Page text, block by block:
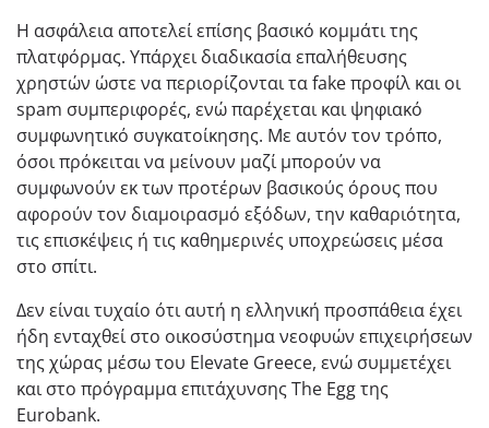
Η ασφάλεια αποτελεί επίσης βασικό κομμάτι της
πλατφόρμας. Υπάρχει διαδικασία επαλήθευσης
χρηστών ώστε να περιορίζονται τα fake προφίλ και οι
spam συμπεριφορές, ενώ παρέχεται και ψηφιακό
συμφωνητικό συγκατοίκησης. Με αυτόν τον τρόπο,
όσοι πρόκειται να μείνουν μαζί μπορούν να
συμφωνούν εκ των προτέρων βασικούς όρους που
αφορούν τον διαμοιρασμό εξόδων, την καθαριότητα,
τις επισκέψεις ή τις καθημερινές υποχρεώσεις μέσα
στο σπίτι.
Δεν είναι τυχαίο ότι αυτή η ελληνική προσπάθεια έχει
ήδη ενταχθεί στο οικοσύστημα νεοφυών επιχειρήσεων
της χώρας μέσω του Elevate Greece, ενώ συμμετέχει
και στο πρόγραμμα επιτάχυνσηςThe Eggτης
Eurobank.